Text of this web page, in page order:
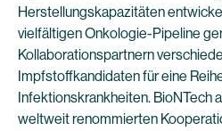
Herstellungskapazitäten
vielfältigen Onkologie-Pipeline
Kollaborationspartnern
Impfstoffkandidaten für eine
Infektionskrankheiten. BioNTech
weltweit renommierten